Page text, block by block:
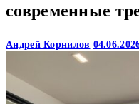
современные
Андрей Корнилов